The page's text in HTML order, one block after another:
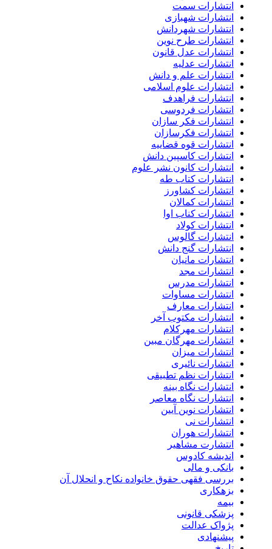
انتشارات سمت
انتشارات شهبازی
انتشارات شهردانش
انتشارات طرح نوین
انتشارات عدل قانون
انتشارات عدلیه
انتشارات علم و دانش
انتشارات علوم اسلامی
انتشارات فراهدف
انتشارات فردوسی
انتشارات فکر سازان
انتشارات فکرسازان
انتشارات قوه قضاییه
انتشارات کاسپین دانش
انتشارات کانون نشر علوم
انتشارات کتاب طه
انتشارات کشاورز
انتشارات کمالان
انتشارات کناب اوا
انتشارات کولاد
انتشارات گالوس
انتشارات گنج دانش
انتشارات مانیان
انتشارات مجد
انتشارات مدرس
انتشارات مساوات
انتشارات معارف
انتشارات مکتوب آخر
انتشارات مهرکلام
انتشارات مهرگان مبین
انتشارات میزان
انتشارات نائیری
انتشارات نظم تطبیقی
انتشارات نگاه بینه
انتشارات نگاه معاصر
انتشارات نوین آیین
انتشارات نی
انتشارات هوران
انتشارت مشاهیر
اندیشه کادوس
بانکی و مالی
بررسی فقهی حقوق خانواده نکاح و انحلال آن
بزهکاری
بیمه
پزشکی قانونی
پژواک عدالت
پیشنهادی